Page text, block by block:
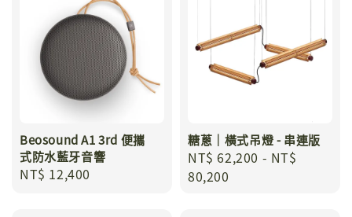
Beosound A1 3rd 便攜
式防水藍牙音響
Regular
NT$ 12,400
糖蔥｜橫式吊燈 - 串連版
Regular
price
NT$ 62,200 - NT$
80,200